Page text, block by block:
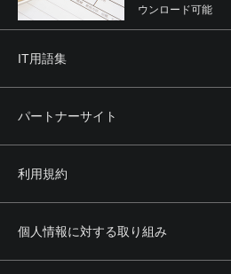
ウンロード可能
IT用語集
パートナーサイト
利用規約
個人情報に対する取り組み